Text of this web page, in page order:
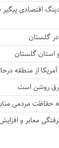
بابک زنجانی با ۱۱ هلدینگ
استان گلستان
از منطقه
روشن است
معابر و